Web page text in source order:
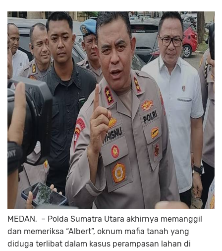
MEDAN, – Polda Sumatra Utara akhirnya memanggil
dan memeriksa “Albert”, oknum mafia tanah yang
diduga terlibat dalam kasus perampasan lahan di